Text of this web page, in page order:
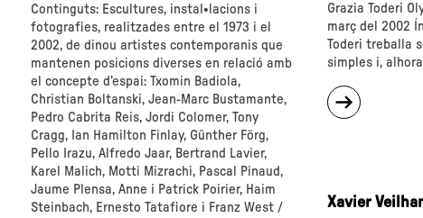
Continguts: Escultures, instal•lacions i
fotografies, realitzades entre el 1973 i el
2002, de dinou artistes contemporanis que
mantenen posicions diverses en relació amb
el concepte d’espai: Txomin Badiola,
Christian Boltanski, Jean-Marc Bustamante,
Pedro Cabrita Reis, Jordi Colomer, Tony
Cragg, Ian Hamilton Finlay, Günther Förg,
Pello Irazu, Alfredo Jaar, Bertrand Lavier,
Karel Malich, Motti Mizrachi, Pascal Pinaud,
Jaume Plensa, Anne i Patrick Poirier, Haim
Steinbach, Ernesto Tatafiore i Franz West /
Grazia Toderi
març del 2002
Toderi treballa
simples i,
"Grazia
Xavier